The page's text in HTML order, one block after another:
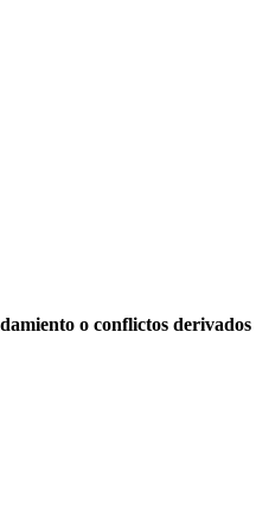
o conflictos derivados